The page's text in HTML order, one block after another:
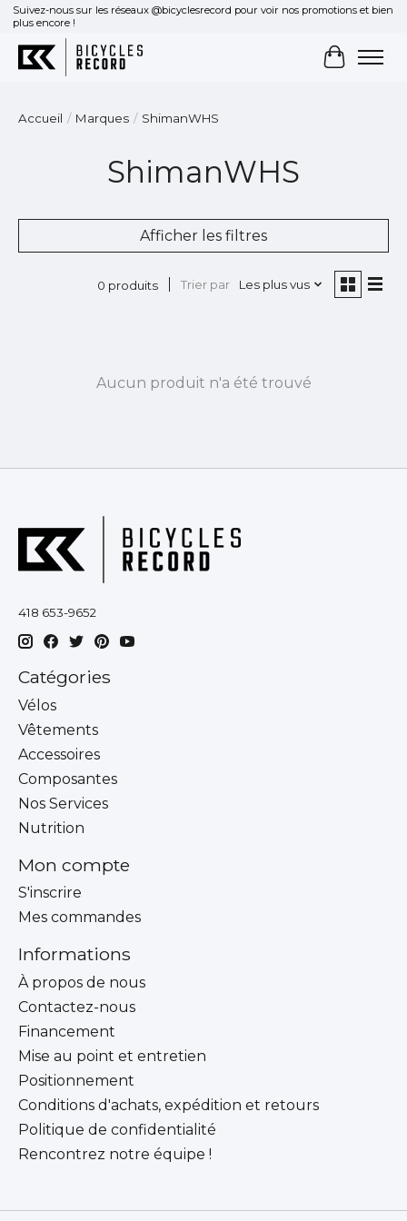
Suivez-nous sur les réseaux @bicyclesrecord pour voir nos promotions et bien
plus encore !
Panier
Accueil / Marques / ShimanWHS
ShimanWHS
Afficher les filtres
0 produits Trier par Les plus vus
Aucun produit n'a été trouvé
418 653-9652
Catégories
Vélos
Vêtements
Accessoires
Composantes
Nos Services
Nutrition
Mon compte
S'inscrire
Mes commandes
Informations
À propos de nous
Contactez-nous
Financement
Mise au point et entretien
Positionnement
Conditions d'achats, expédition et retours
Politique de confidentialité
Rencontrez notre équipe !